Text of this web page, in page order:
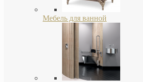
Мебель для ванной